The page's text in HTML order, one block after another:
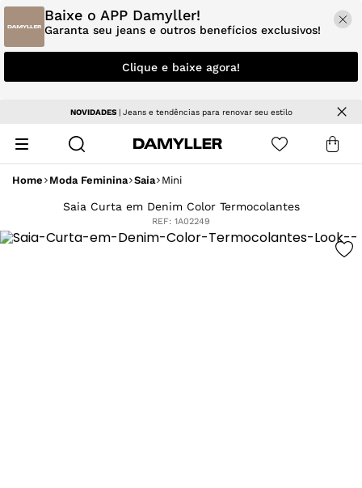
Baixe o APP Damyller!
Garanta seu jeans e outros benefícios exclusivos!
Clique e baixe agora!
Parcele em até 5x sem juros
Home Moda Feminina Saia Mini
Saia Curta em Denim Color Termocolantes
REF: 1A02249